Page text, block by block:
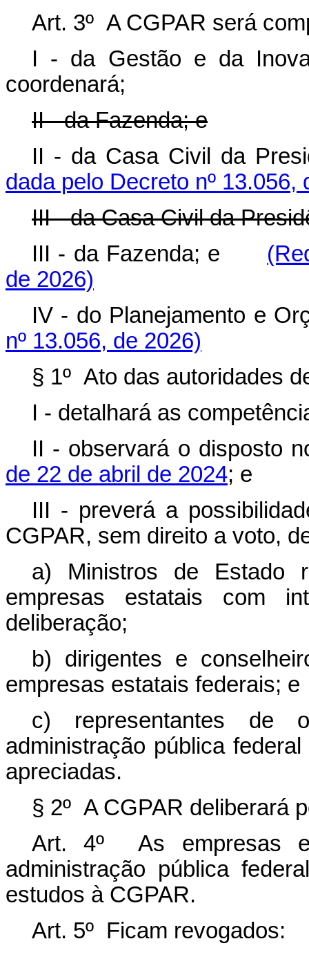
Art. 3º A CGPAR será
I - da Gestão e da
coordenará;
II - da Fazenda; e
II - da Casa Civil da
dada pelo Decreto nº 13.056,
III - da Casa Civil da
III - da Fazenda; e
de 2026)
IV - do Planejamento
nº 13.056, de 2026)
§ 1º Ato das autoridades
I - detalhará as
II - observará o disposto
de 22 de abril de 2024; e
III - preverá a
CGPAR, sem direito a voto,
a) Ministros de Estado
empresas estatais com
deliberação;
b) dirigentes e
empresas estatais federais; e
c) representantes de
administração pública
apreciadas.
§ 2º A CGPAR deliberará
Art. 4º As empresas
administração pública
estudos à CGPAR.
Art. 5º Ficam revogados: